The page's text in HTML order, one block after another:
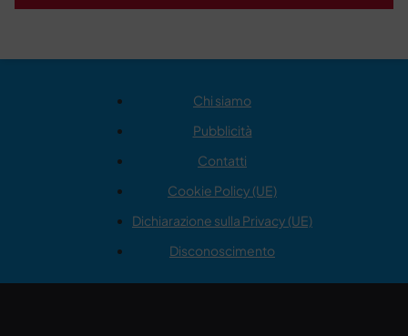
Chi siamo
Pubblicità
Contatti
Cookie Policy (UE)
Dichiarazione sulla Privacy (UE)
Disconoscimento